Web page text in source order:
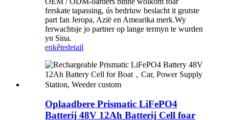
ferskate tapassing, ús bedriuw beslacht it grutste
part fan Jeropa, Azië en Amearika merk.Wy
ferwachtsje jo partner op lange termyn te wurden
yn Sina.
enkêtedetail
Oplaadbere Prismatic LiFePO4
Batterij 48V 12Ah Batterij Cell foar